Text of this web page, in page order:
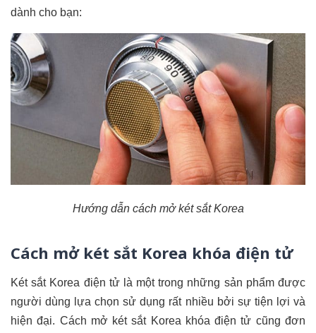
dành cho bạn:
Hướng dẫn cách mở két sắt Korea
Cách mở két sắt Korea khóa điện tử
Két sắt Korea điện tử là một trong những sản phẩm được
người dùng lựa chọn sử dụng rất nhiều bởi sự tiện lợi và
hiện đại. Cách mở két sắt Korea khóa điện tử cũng đơn